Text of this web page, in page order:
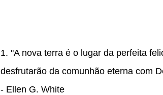
1. "A nova terra é o lugar da perfeita
desfrutarão da comunhão eterna com
- Ellen G. White